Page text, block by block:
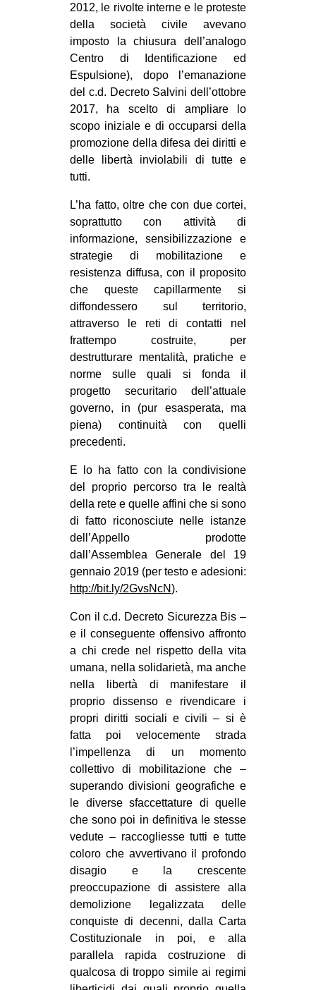
2012, le rivolte interne e le proteste
della società civile avevano
imposto la chiusura dell’analogo
Centro di Identificazione ed
Espulsione), dopo l’emanazione
del c.d. Decreto Salvini dell’ottobre
2017, ha scelto di ampliare lo
scopo iniziale e di occuparsi della
promozione della difesa dei diritti e
delle libertà inviolabili di tutte e
tutti.
L’ha fatto, oltre che con due cortei,
soprattutto con attività di
informazione, sensibilizzazione e
strategie di mobilitazione e
resistenza diffusa, con il proposito
che queste capillarmente si
diffondessero sul territorio,
attraverso le reti di contatti nel
frattempo costruite, per
destrutturare mentalità, pratiche e
norme sulle quali si fonda il
progetto securitario dell’attuale
governo, in (pur esasperata, ma
piena) continuità con quelli
precedenti.
E lo ha fatto con la condivisione
del proprio percorso tra le realtà
della rete e quelle affini che si sono
di fatto riconosciute nelle istanze
dell’Appello prodotte
dall’Assemblea Generale del 19
gennaio 2019 (per testo e adesioni:
http://bit.ly/2GvsNcN).
Con il c.d. Decreto Sicurezza Bis –
e il conseguente offensivo affronto
a chi crede nel rispetto della vita
umana, nella solidarietà, ma anche
nella libertà di manifestare il
proprio dissenso e rivendicare i
propri diritti sociali e civili – si è
fatta poi velocemente strada
l’impellenza di un momento
collettivo di mobilitazione che –
superando divisioni geografiche e
le diverse sfaccettature di quelle
che sono poi in definitiva le stesse
vedute – raccogliesse tutti e tutte
coloro che avvertivano il profondo
disagio e la crescente
preoccupazione di assistere alla
demolizione legalizzata delle
conquiste di decenni, dalla Carta
Costituzionale in poi, e alla
parallela rapida costruzione di
qualcosa di troppo simile ai regimi